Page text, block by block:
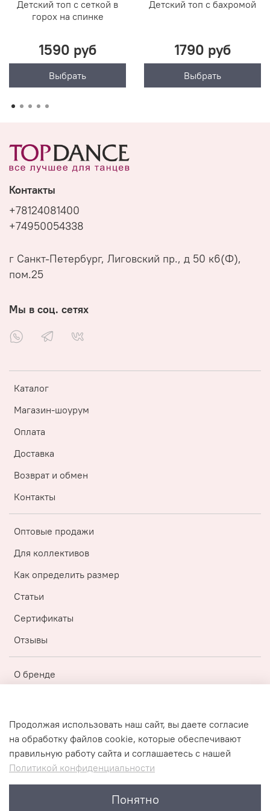
Детский топ с сеткой в
горох на спинке
1590 руб
Выбрать
Детский топ с бахромой
1790 руб
Выбрать
Каталог
Магазин-шоурум
Оплата
Доставка
Возврат и обмен
Контакты
Оптовые продажи
Для коллективов
Как определить размер
Статьи
Сертификаты
Отзывы
О бренде
Публичная оферта
Политика конфиденциальности
Пользовательское соглашение
Контакты
+78124081400
+74950054338
г Санкт-Петербург, Лиговский пр., д 50 к6(Ф),
пом.25
Мы в соц. сетях
Продолжая использовать наш сайт, вы даете согласие
на обработку файлов cookie, которые обеспечивают
правильную работу сайта и соглашаетесь с нашей
Политикой конфиденциальности
Понятно